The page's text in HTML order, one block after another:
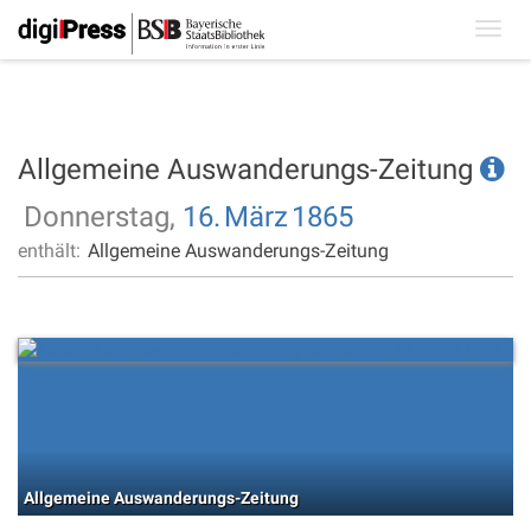
Allgemeine Auswanderungs-Zeitung
Donnerstag, 16. März 1865
enthält: Allgemeine Auswanderungs-Zeitung
Allgemeine Auswanderungs-Zeitung